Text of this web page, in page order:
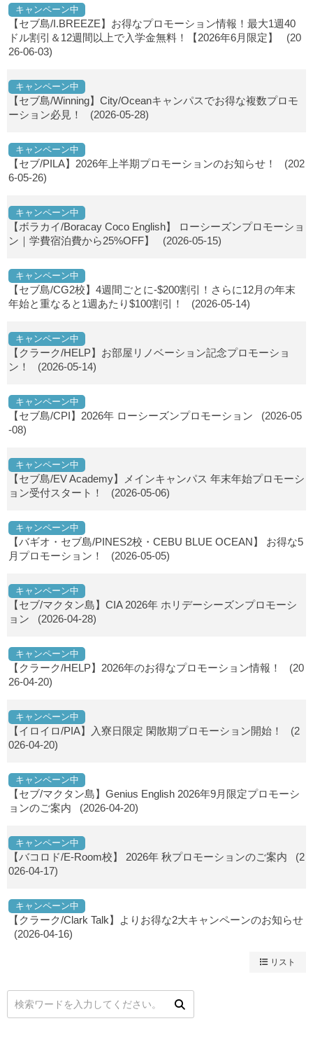
キャンペーン中
【セブ島/I.BREEZE】お得なプロモーション情報！最大1週40
ドル割引＆12週間以上で入学金無料！【2026年6月限定】
(20
26-06-03)
キャンペーン中
【セブ島/Winning】City/Oceanキャンパスでお得な複数プロモ
ーション必見！
(2026-05-28)
キャンペーン中
【セブ/PILA】2026年上半期プロモーションのお知らせ！
(202
6-05-26)
キャンペーン中
【ボラカイ/Boracay Coco English】 ローシーズンプロモーショ
ン｜学費宿泊費から25%OFF】
(2026-05-15)
キャンペーン中
【セブ島/CG2校】4週間ごとに-$200割引！さらに12月の年末
年始と重なると1週あたり$100割引！
(2026-05-14)
キャンペーン中
【クラーク/HELP】お部屋リノベーション記念プロモーショ
ン！
(2026-05-14)
キャンペーン中
【セブ島/CPI】2026年 ローシーズンプロモーション (2026-05
-08)
キャンペーン中
【セブ島/EV Academy】メインキャンパス 年末年始プロモーシ
ョン受付スタート！
(2026-05-06)
キャンペーン中
【バギオ・セブ島/PINES2校・CEBU BLUE OCEAN】 お得な5
月プロモーション！
(2026-05-05)
キャンペーン中
【セブ/マクタン島】CIA 2026年 ホリデーシーズンプロモーシ
ョン
(2026-04-28)
キャンペーン中
【クラーク/HELP】2026年のお得なプロモーション情報！
(20
26-04-20)
キャンペーン中
【イロイロ/PIA】入寮日限定 閑散期プロモーション開始！
(2
026-04-20)
キャンペーン中
【セブ/マクタン島】Genius English 2026年9月限定プロモーシ
ョンのご案内 (2026-04-20)
キャンペーン中
【バコロド/E-Room校】 2026年 秋プロモーションのご案内 (2
026-04-17)
キャンペーン中
【クラーク/Clark Talk】よりお得な2大キャンペーンのお知らせ
(2026-04-16)
リスト